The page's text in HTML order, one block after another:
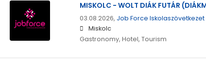
MISKOLC - WOLT DIÁK FUTÁR
03.08.2026, Job Force Iskolaszövetkezet
Miskolc
Gastronomy, Hotel, Tourism